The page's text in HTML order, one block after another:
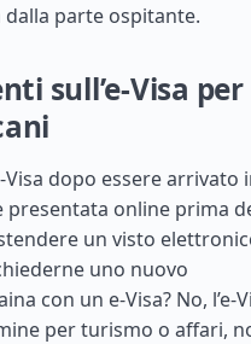
parte ospitante.
sull’e-Visa per
dopo essere arrivato
presentata online prima
un visto
uno nuovo
con un e-Visa? No, l’e-
per turismo o affari,